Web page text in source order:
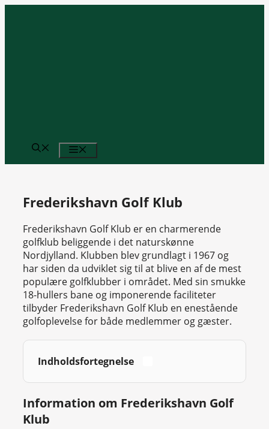
Frederikshavn Golf Klub
Frederikshavn Golf Klub er en charmerende
golfklub beliggende i det naturskønne
Nordjylland. Klubben blev grundlagt i 1967 og
har siden da udviklet sig til at blive en af de mest
populære golfklubber i området. Med sin smukke
18-hullers bane og imponerende faciliteter
tilbyder Frederikshavn Golf Klub en enestående
golfoplevelse for både medlemmer og gæster.
Indholdsfortegnelse
Information om Frederikshavn Golf
Klub